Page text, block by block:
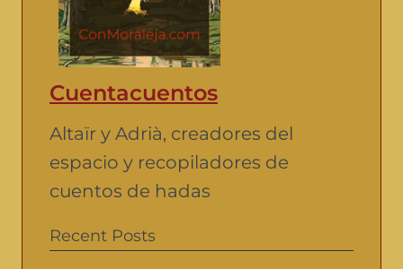
Cuentacuentos
Altaïr y Adrià, creadores del
espacio y recopiladores de
cuentos de hadas
Recent Posts